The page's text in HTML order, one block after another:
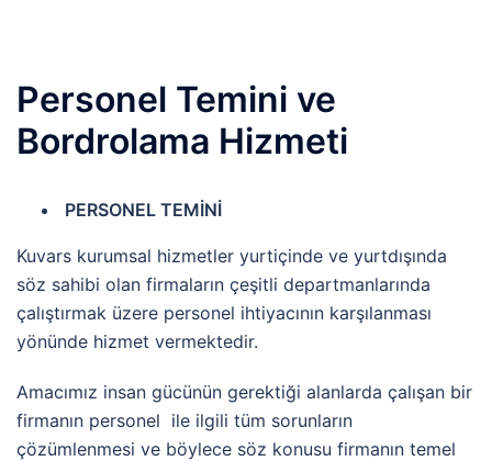
Personel Temini ve
Bordrolama Hizmeti
PERSONEL TEMİNİ
Kuvars kurumsal hizmetler yurtiçinde ve yurtdışında
söz sahibi olan firmaların çeşitli departmanlarında
çalıştırmak üzere personel ihtiyacının karşılanması
yönünde hizmet vermektedir.
Amacımız insan gücünün gerektiği alanlarda çalışan bir
firmanın personel ile ilgili tüm sorunların
çözümlenmesi ve böylece söz konusu firmanın temel